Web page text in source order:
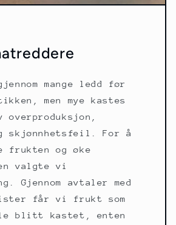
mange ledd før
men mye kastes
overproduksjon,
skjønnhetsfeil. For å
frukten og øke
valgte vi
Gjennom avtaler med
får vi frukt som
blitt kastet, enten